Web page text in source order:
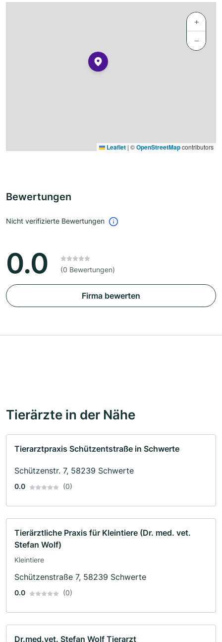
+
−
Leaflet | ©OpenStreetMapcontributors
Bewertungen
Nicht verifizierte Bewertungen
0.0 (0 Bewertungen)
Firma bewerten
Tierärzte in der Nähe
Tierarztpraxis Schützentstraße in Schwerte
Schützenstr. 7, 58239 Schwerte
0.0 (0)
Tierärztliche Praxis für Kleintiere (Dr. med. vet.
Stefan Wolf)
Kleintiere
Schützenstraße 7, 58239 Schwerte
0.0 (0)
Dr.med.vet. Stefan Wolf Tierarzt